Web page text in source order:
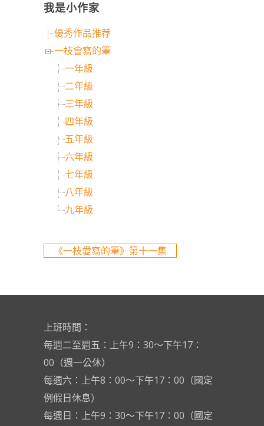
我是小作家
優秀作品推荐
一枝會寫的筆
一年級
二年級
三年級
四年級
五年級
六年級
七年級
八年級
九年級
《一枝愛寫的筆》第十一集
上班時間：
每週二至週五：上午9：30～下午17：
00（週一公休）
每週六：上午8：00～下午17：00（國定
例假日休息）
每週日：上午9：30～下午17：00（國定